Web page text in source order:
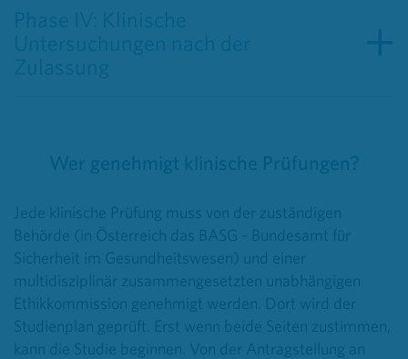
Phase IV: Klinische
Untersuchungen nach der
Zulassung
Wer genehmigt klinische Prüfungen?
Jede klinische Prüfung muss von der zuständigen
Behörde (in Österreich das BASG - Bundesamt für
Sicherheit im Gesundheitswesen) und einer
multidisziplinär zusammengesetzten unabhängigen
Ethikkommission genehmigt werden. Dort wird der
Studienplan geprüft. Erst wenn beide Seiten zustimmen,
kann die Studie beginnen. Von der Antragstellung an